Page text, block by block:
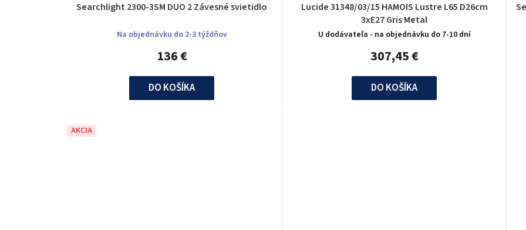
Searchlight 2300-3SM DUO 2 Závesné svietidlo
Na objednávku do 2-3 týždňov
136 €
DO KOŠÍKA
Lucide 31348/03/15 HAMOIS Lustre L65 D26cm
3xE27 Gris Metal
U dodávateľa - na objednávku do 7-10 dní
307,45 €
DO KOŠÍKA
AKCIA